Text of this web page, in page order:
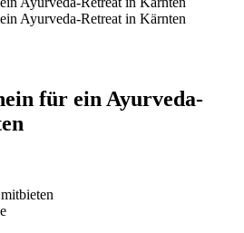
für ein Ayurveda-